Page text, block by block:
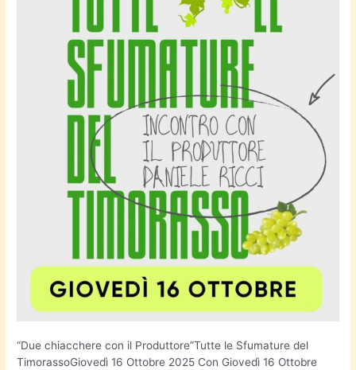
“Due chiacchere con il Produttore”Tutte le Sfumature del
TimorassoGiovedì 16 Ottobre 2025 Con Giovedì 16 Ottobre